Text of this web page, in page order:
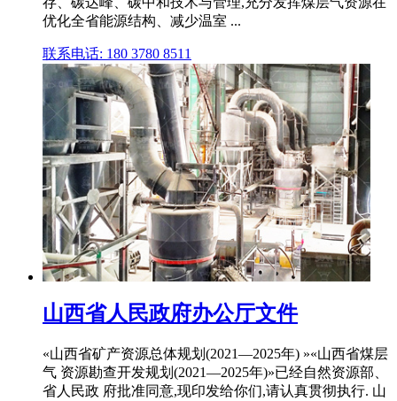
优化全省能源结构、减少温室 ...
联系电话: 180 3780 8511
山西省人民政府办公厅文件
«山西省矿产资源总体规划(2021—2025年) »«山西省煤层
气 资源勘查开发规划(2021—2025年)»已经自然资源部、
省人民政 府批准同意,现印发给你们,请认真贯彻执行. 山